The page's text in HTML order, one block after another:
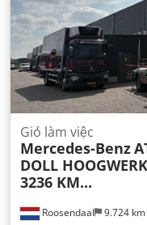
Roosendaal 9.724 km
Giỏ làm việc
Mercedes-Benz
DOLL
3236 KM...